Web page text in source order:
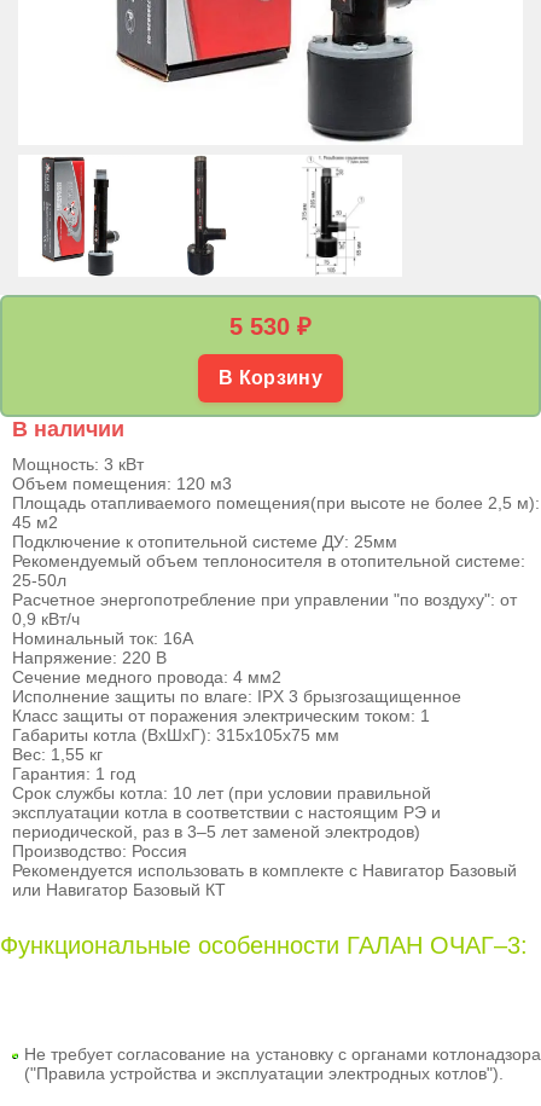
5 530 ₽
В Корзину
В наличии
Мощность: 3 кВт
Объем помещения: 120 м3
Площадь отапливаемого помещения(при высоте не более 2,5 м):
45 м2
Подключение к отопительной системе ДУ: 25мм
Рекомендуемый объем теплоносителя в отопительной системе:
25-50л
Расчетное энергопотребление при управлении "по воздуху": от
0,9 кВт/ч
Номинальный ток: 16А
Напряжение: 220 В
Сечение медного провода: 4 мм2
Исполнение защиты по влаге: IPX 3 брызгозащищенное
Класс защиты от поражения электрическим током: 1
Габариты котла (ВхШхГ): 315x105х75 мм
Вес: 1,55 кг
Гарантия: 1 год
Срок службы котла: 10 лет (при условии правильной
эксплуатации котла в соответствии с настоящим РЭ и
периодической, раз в 3–5 лет заменой электродов)
Производство: Россия
Рекомендуется использовать в комплекте с Навигатор Базовый
или Навигатор Базовый КТ
Функциональные особенности ГАЛАН ОЧАГ–3:
Не требует согласование на установку с органами котлонадзора
("Правила устройства и эксплуатации электродных котлов").